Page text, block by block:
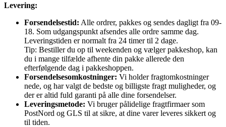
Levering:
Forsendelsestid: Alle ordrer, pakkes og sendes dagligt fra 09-
18. Som udgangspunkt afsendes alle ordre samme dag.
Leveringstiden er normalt fra 24 timer til 2 dage.
Tip: Bestiller du op til weekenden og vælger pakkeshop, kan
du i mange tilfælde afhente din pakke allerede den
efterfølgende dag i pakkeshoppen.
Forsendelsesomkostninger: Vi holder fragtomkostninger
nede, og har valgt de bedste og billigste fragt muligheder, og
der er altid fuld garanti på alle dine forsendelser.
Leveringsmetode: Vi bruger pålidelige fragtfirmaer som
PostNord og GLS til at sikre, at dine varer leveres sikkert og
til tiden.